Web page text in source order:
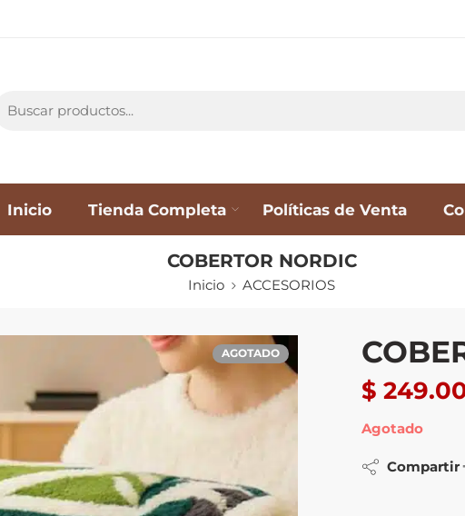
Inicio Tienda Completa Políticas de Venta
COBERTOR NORDIC
Inicio ACCESORIOS
AGOTADO
$
Agotado
Compartir